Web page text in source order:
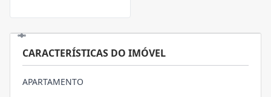
CARACTERÍSTICAS DO IMÓVEL
APARTAMENTO